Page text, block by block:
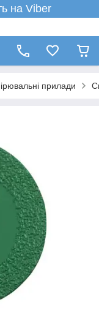
на Viber
прилади